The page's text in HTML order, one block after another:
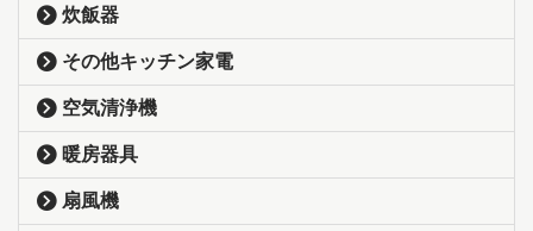
炊飯器
その他キッチン家電
空気清浄機
暖房器具
扇風機